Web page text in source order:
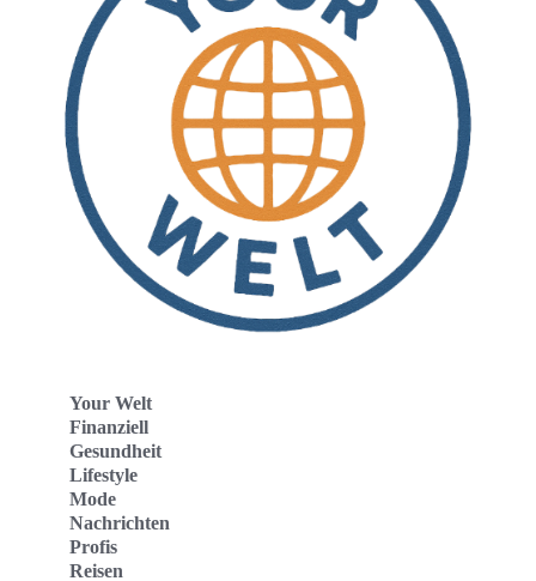
Your Welt
Finanziell
Gesundheit
Lifestyle
Mode
Nachrichten
Profis
Reisen